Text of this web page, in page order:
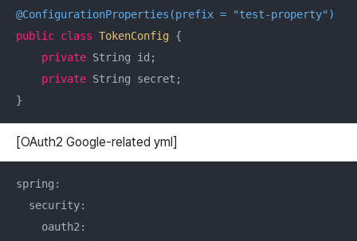
@ConfigurationProperties(prefix = "test-property")
public class TokenConfig {
private String id;
private String secret;
[OAuth2 Google-related yml]
spring:
  security:
    oauth2: